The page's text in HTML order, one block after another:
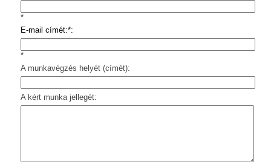
*
E-mail címét:*:
*
A munkavégzés helyét (címét):
A kért munka jellegét: